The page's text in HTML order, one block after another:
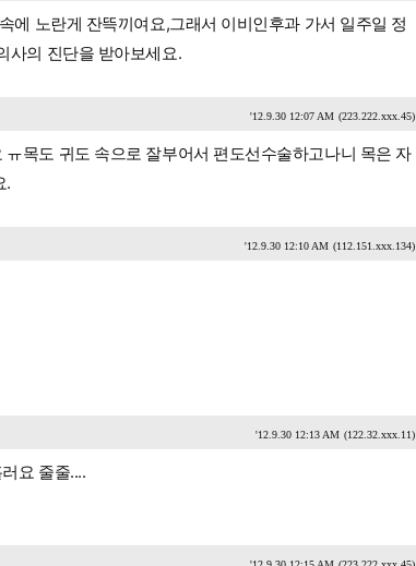
에 노란게 잔뜩끼여요,그래서 이비인후과 가서 일주일 정
사의 진단을 받아보세요.
'12.9.30 12:07 AM (223.222.xxx.45)
목도 귀도 속으로 잘부어서 편도선수술하고나니 목은 자
.
'12.9.30 12:10 AM (112.151.xxx.134)
'12.9.30 12:13 AM (122.32.xxx.11)
요 줄줄....